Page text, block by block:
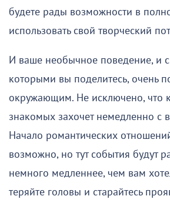
будете рады возможности в
использовать свой творческий
И ваше необычное поведение, и
которыми вы поделитесь, очень
окружающим. Не исключено, что
знакомых захочет немедленно с
Начало романтических
возможно, но тут события будут
немного медленнее, чем вам
теряйте головы и старайтесь